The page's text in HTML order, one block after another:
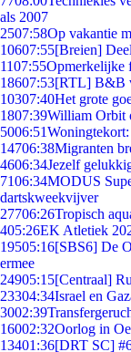
als 2007
2507:58Op vakantie
10607:55[Breien]
1107:55Opmerkelijke
18607:53[RTL] B&B
10307:40Het grote
1807:39William Orbit
5006:51
14706:38Migranten
4606:34Jezelf
7106:34MODUS
dartskweekvijver
27706:26Tropisch
405:26EK Atletiek
19505:16[SBS6] De
ermee
24905:15[Centraal]
23304:34Israel en
3002:39
16002:32Oorlog in
13401:36[DRT SC]